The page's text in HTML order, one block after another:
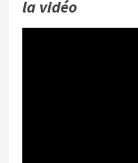
la vidéo